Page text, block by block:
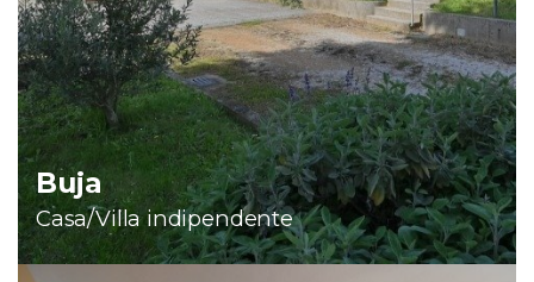
Buja
Casa/Villa indipendente